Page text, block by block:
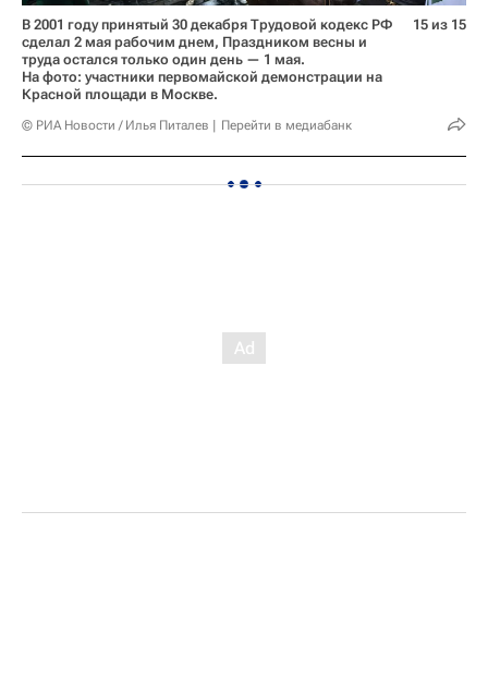
В 2001 году принятый 30 декабря Трудовой кодекс РФ
сделал 2 мая рабочим днем, Праздником весны и
труда остался только один день — 1 мая.
На фото: участники первомайской демонстрации на
Красной площади в Москве.
© РИА Новости / Илья Питалев Перейти в медиабанк
15 из 15